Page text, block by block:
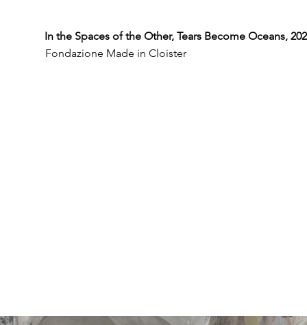
In the Spaces of the Other, Tears Become Oceans,
Fondazione Made in Cloister